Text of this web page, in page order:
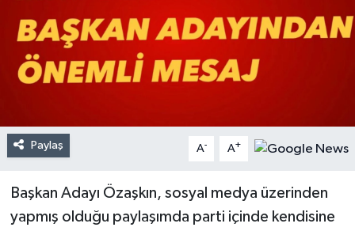
Paylaş A- A+
Başkan Adayı Özaşkın, sosyal medya üzerinden
yapmış olduğu paylaşımda parti içinde kendisine